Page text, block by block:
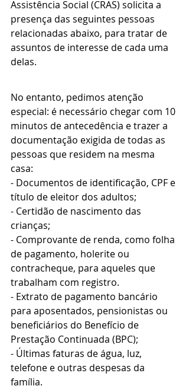
Assistência Social (CRAS) solicita a
presença das seguintes pessoas
relacionadas abaixo, para tratar de
assuntos de interesse de cada uma
delas.
No entanto, pedimos atenção
especial: é necessário chegar com 10
minutos de antecedência e trazer a
documentação exigida de todas as
pessoas que residem na mesma
casa:
- Documentos de identificação, CPF e
título de eleitor dos adultos;
- Certidão de nascimento das
crianças;
- Comprovante de renda, como folha
de pagamento, holerite ou
contracheque, para aqueles que
trabalham com registro.
- Extrato de pagamento bancário
para aposentados, pensionistas ou
beneficiários do Benefício de
Prestação Continuada (BPC);
- Últimas faturas de água, luz,
telefone e outras despesas da
família.